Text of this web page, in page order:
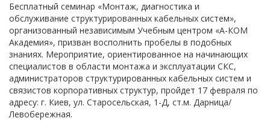
Бесплатный семинар «Монтаж, диагностика и
обслуживание структурированных кабельных систем»,
организованный независимым Учебным центром «А-КОМ
Академия», призван восполнить пробелы в подобных
знаниях. Мероприятие, ориентированное на начинающих
специалистов в области монтажа и эксплуатации СКС,
администраторов структурированных кабельных систем и
связистов корпоративных структур, пройдет 17 февраля по
адресу: г. Киев, ул. Старосельская, 1-Д, ст.м. Дарница/
Левобережная.